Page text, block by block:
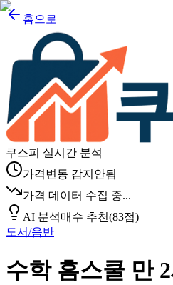
홈으로
쿠스피 실시간 분석
가격변동 감지안됨
가격 데이터 수집 중...
AI 분석매수 추천(83점)
도서/음반
수학 홈스쿨 만